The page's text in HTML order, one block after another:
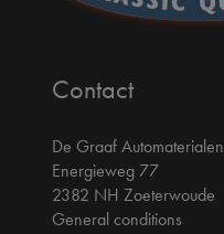
Contact
De Graaf Automaterialen
Energieweg 77
2382 NH Zoeterwoude
General conditions